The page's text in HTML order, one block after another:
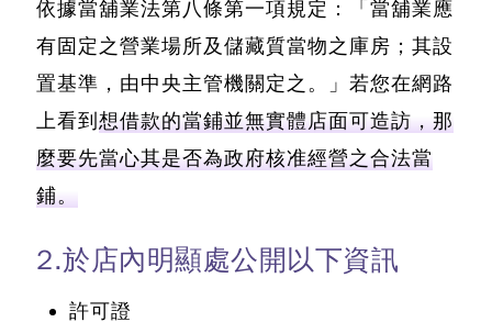
依據當舖業法第八條第一項規定：「當舖業應
有固定之營業場所及儲藏質當物之庫房；其設
置基準，由中央主管機關定之。」若您在網路
上看到想借款的當鋪並無實體店面可造訪，那
麼要先當心其是否為政府核准經營之合法當
鋪。
2.於店內明顯處公開以下資訊
許可證